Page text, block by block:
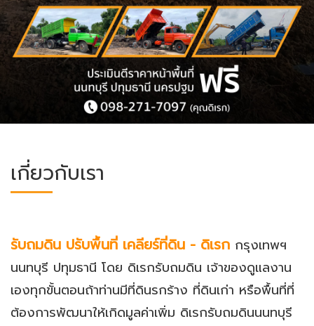
เกี่ยวกับเรา
รับถมดิน ปรับพื้นที่ เคลียร์ที่ดิน - ดิเรก กรุงเทพฯ
นนทบุรี ปทุมธานี โดย ดิเรกรับถมดิน เจ้าของดูแลงาน
เองทุกขั้นตอนถ้าท่านมีที่ดินรกร้าง ที่ดินเก่า หรือพื้นที่ที่
ต้องการพัฒนาให้เกิดมูลค่าเพิ่ม ดิเรกรับถมดินนนทบุรี